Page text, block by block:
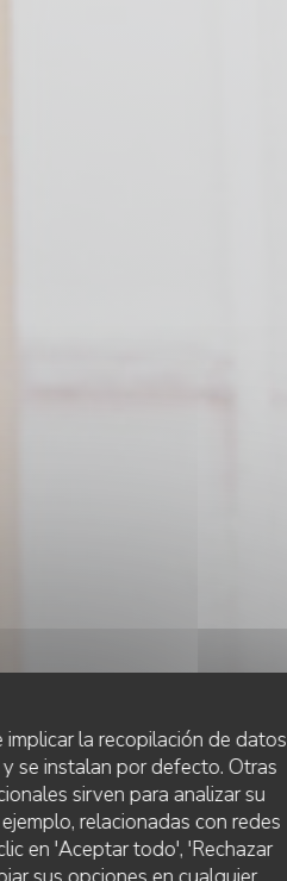
la recopilación de datos
se instalan por defecto. Otras
sirven para analizar su
relacionadas con redes
en 'Aceptar todo', 'Rechazar